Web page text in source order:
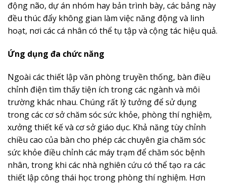
động não, dự án nhóm hay bản trình bày, các bảng này
đều thúc đẩy không gian làm việc năng động và linh
hoạt, nơi các cá nhân có thể tụ tập và cộng tác hiệu quả.
Ứng dụng đa chức năng
Ngoài các thiết lập văn phòng truyền thống, bàn điều
chỉnh điện tìm thấy tiện ích trong các ngành và môi
trường khác nhau. Chúng rất lý tưởng để sử dụng
trong các cơ sở chăm sóc sức khỏe, phòng thí nghiệm,
xưởng thiết kế và cơ sở giáo dục. Khả năng tùy chỉnh
chiều cao của bàn cho phép các chuyên gia chăm sóc
sức khỏe điều chỉnh các máy trạm để chăm sóc bệnh
nhân, trong khi các nhà nghiên cứu có thể tạo ra các
thiết lập công thái học trong phòng thí nghiệm. Hơn